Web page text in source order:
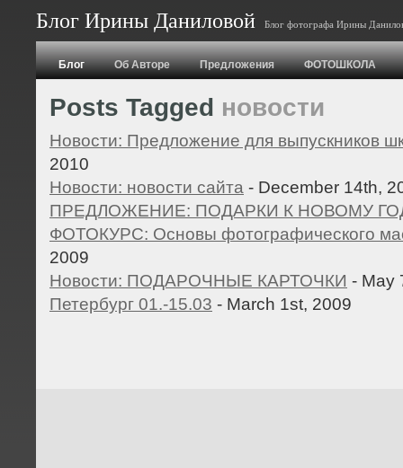
Блог Ирины Даниловой Блог фотографа Ирины
Блог Об Авторе Предложения ФОТОШКОЛА
Posts Tagged новости
Новости: Предложение для выпускников
2010
Новости: новости сайта - December 14th,
ПРЕДЛОЖЕНИЕ: ПОДАРКИ К НОВОМУ
ФОТОКУРС: Основы фотографического
2009
Новости: ПОДАРОЧНЫЕ КАРТОЧКИ - May
Петербург 01.-15.03 - March 1st, 2009